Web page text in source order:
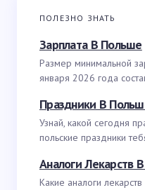
ПОЛЕЗНО ЗНАТЬ
Зарплата В Польше
Размер минимальной
января 2026 года
Праздники В
Узнай, какой сегодня
польские праздники
Аналоги Лекарств
Какие аналоги